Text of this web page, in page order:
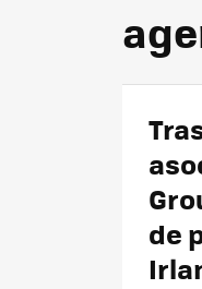
de